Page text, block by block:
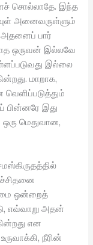
சொல்லாதே. இந்த
அனைவருள்ளும்
அதனைப் பார்
ஒருவன் இல்லவே
இல்லை
மாறாக,
பின்னரே இது
ஒரு மெதுவான,
ஒன்றைத்
எவ்வாறு அதன்
என
நீரின்